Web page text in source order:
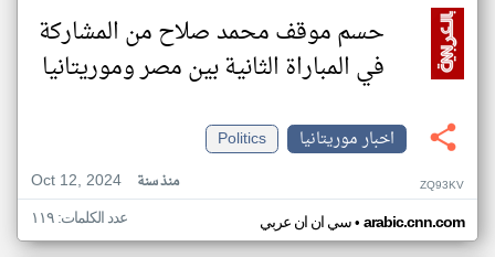
حسم موقف محمد صلاح من المشاركة
في المباراة الثانية بين مصر وموريتانيا
اخبار موريتانيا
Politics
Oct 12, 2024
منذ سنة ZQ93KV
سي ان ان عربي• arabic.cnn.com عدد الكلمات: ١١٩